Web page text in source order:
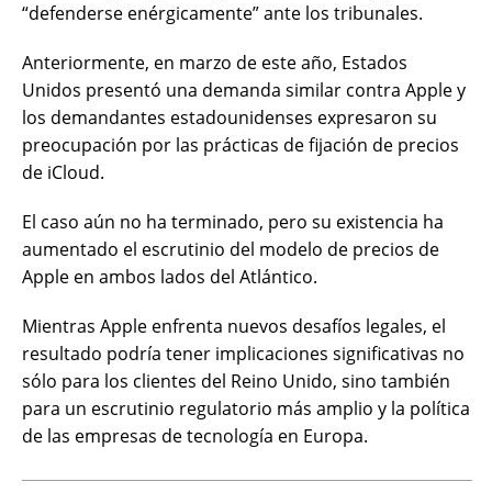
“defenderse enérgicamente” ante los tribunales.
Anteriormente, en marzo de este año, Estados
Unidos presentó una demanda similar contra Apple y
los demandantes estadounidenses expresaron su
preocupación por las prácticas de fijación de precios
de iCloud.
El caso aún no ha terminado, pero su existencia ha
aumentado el escrutinio del modelo de precios de
Apple en ambos lados del Atlántico.
Mientras Apple enfrenta nuevos desafíos legales, el
resultado podría tener implicaciones significativas no
sólo para los clientes del Reino Unido, sino también
para un escrutinio regulatorio más amplio y la política
de las empresas de tecnología en Europa.​​​​​​​​